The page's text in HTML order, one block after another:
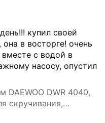
купил своей
в восторге! очень
с водой в
насосу, опустил
DWR 4040,
скручивания,